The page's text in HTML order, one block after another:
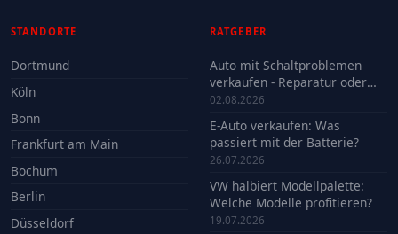
STANDORTE
Dortmund
Köln
Bonn
Frankfurt am Main
Bochum
Berlin
Düsseldorf
RATGEBER
Auto mit Schaltproblemen
verkaufen - Reparatur oder
Verkauf?
02.08.2026
E-Auto verkaufen: Was
passiert mit der Batterie?
26.07.2026
VW halbiert Modellpalette:
Welche Modelle profitieren?
19.07.2026